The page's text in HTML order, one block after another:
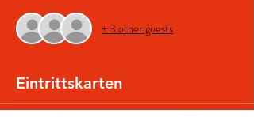
+ 3 other guests
Eintrittskarten